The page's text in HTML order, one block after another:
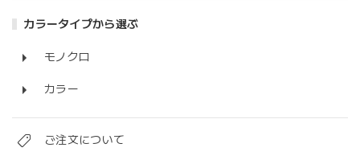
カラータイプから選ぶ
モノクロ
カラー
ご注文について